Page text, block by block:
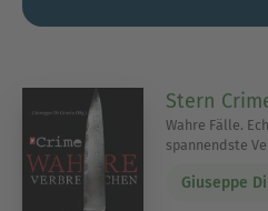
Stern
Wahre Fälle.
spannendste
Giuseppe